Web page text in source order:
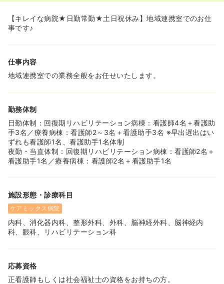
【キレイな病院★日勤常勤★土日祝休み】地域連携室でのお仕
事です♪
仕事内容
地域連携室での業務全般をお任せいたします。
勤務体制
日勤体制：回復期リハビリテーション病棟：看護師4名＋看護助
手3名／療養病棟：看護師2～3名＋看護助手3名 ※早出遅出はい
ずれも看護師1名、看護助手1名体制
夜勤・当直体制：回復期リハビリテーション病棟：看護師2名＋
看護助手1名／療養病棟：看護師2名＋看護助手1名
施設形態・診療科目
ケアミックス病院
内科、消化器内科、整形外科、外科、脳神経外科、脳神経内
科、眼科、リハビリテーション科
応募資格
正看護師もしくは社会福祉士の資格をお持ちの方。